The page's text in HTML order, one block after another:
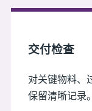
交付检查
对关键物料、
保留清晰记录。